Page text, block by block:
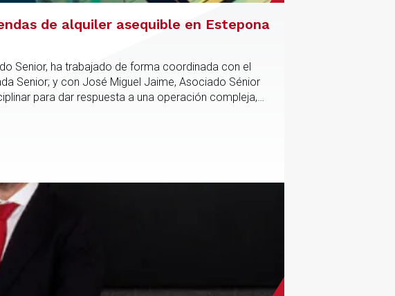
de alquiler asequible en Estepona
Senior, ha trabajado de forma coordinada con el
Senior; y con José Miguel Jaime, Asociado Sénior
para dar respuesta a una operación compleja,